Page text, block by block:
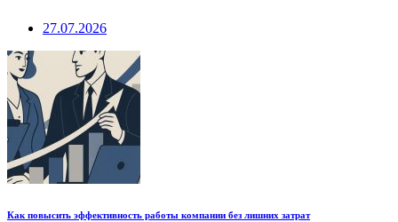
27.07.2026
Как повысить эффективность работы компании без лишних затрат